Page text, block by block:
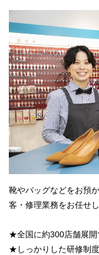
靴やバッグなどをお預
客・修理業務をお任せし
★全国に約300店舗展
★しっかりした研修制